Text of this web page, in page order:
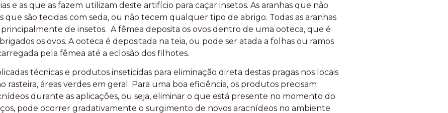
e as que as fazem utilizam deste artifício para caçar insetos. As aranhas que não
que são tecidas com seda, ou não tecem qualquer tipo de abrigo. Todas as aranhas
de insetos. A fêmea deposita os ovos dentro de uma ooteca, que é
os ovos. A ooteca é depositada na teia, ou pode ser atada a folhas ou ramos
pela fêmea até a eclosão dos filhotes.
técnicas e produtos inseticidas para eliminação direta destas pragas nos locais
rasteira, áreas verdes em geral. Para uma boa eficiência, os produtos precisam
durante as aplicações, ou seja, eliminar o que está presente no momento do
pode ocorrer gradativamente o surgimento de novos aracnídeos no ambiente